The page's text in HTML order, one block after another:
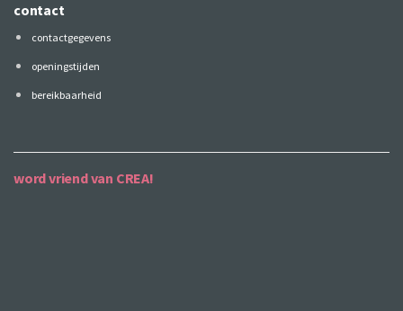
contact
contactgegevens
openingstijden
bereikbaarheid
word vriend van CREA!